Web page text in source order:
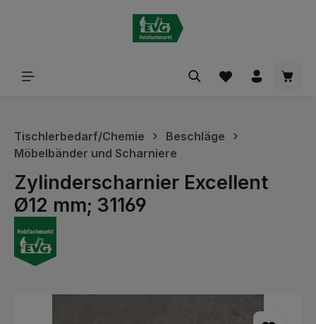
Tischlerbedarf/Chemie
Beschläge
Möbelbänder und Scharniere
Zylinderscharnier Excellent
Ø12 mm; 31169